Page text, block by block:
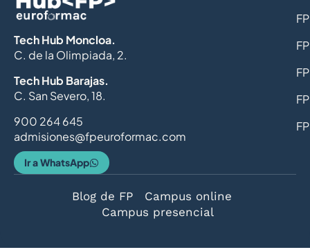
Tech Hub Moncloa.
C. de la Olimpiada, 2.
Tech Hub Barajas.
C. San Severo, 18.
900 264 645
admisiones@fpeuroformac.com
Ir a WhatsApp
Blog de FP
Campus online
Campus presencial